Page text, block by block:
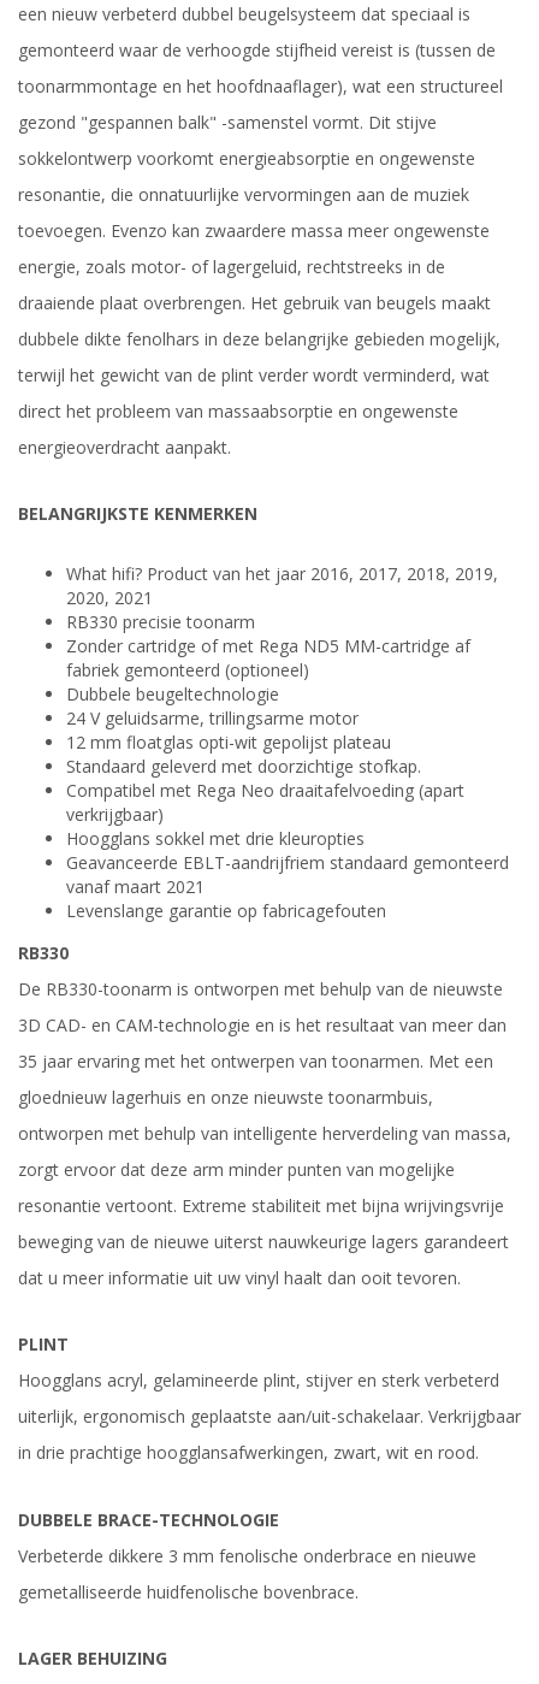
een nieuw verbeterd dubbel beugelsysteem dat speciaal is
gemonteerd waar de verhoogde stijfheid vereist is (tussen de
toonarmmontage en het hoofdnaaflager), wat een structureel
gezond "gespannen balk" -samenstel vormt. Dit stijve
sokkelontwerp voorkomt energieabsorptie en ongewenste
resonantie, die onnatuurlijke vervormingen aan de muziek
toevoegen. Evenzo kan zwaardere massa meer ongewenste
energie, zoals motor- of lagergeluid, rechtstreeks in de
draaiende plaat overbrengen. Het gebruik van beugels maakt
dubbele dikte fenolhars in deze belangrijke gebieden mogelijk,
terwijl het gewicht van de plint verder wordt verminderd, wat
direct het probleem van massaabsorptie en ongewenste
energieoverdracht aanpakt.
BELANGRIJKSTE KENMERKEN
What hifi? Product van het jaar 2016, 2017, 2018, 2019,
2020, 2021
RB330 precisie toonarm
Zonder cartridge of met Rega ND5 MM-cartridge af
fabriek gemonteerd (optioneel)
Dubbele beugeltechnologie
24 V geluidsarme, trillingsarme motor
12 mm floatglas opti-wit gepolijst plateau
Standaard geleverd met doorzichtige stofkap.
Compatibel met Rega Neo draaitafelvoeding (apart
verkrijgbaar)
Hoogglans sokkel met drie kleuropties
Geavanceerde EBLT-aandrijfriem standaard gemonteerd
vanaf maart 2021
Levenslange garantie op fabricagefouten
RB330
De RB330-toonarm is ontworpen met behulp van de nieuwste
3D CAD- en CAM-technologie en is het resultaat van meer dan
35 jaar ervaring met het ontwerpen van toonarmen. Met een
gloednieuw lagerhuis en onze nieuwste toonarmbuis,
ontworpen met behulp van intelligente herverdeling van massa,
zorgt ervoor dat deze arm minder punten van mogelijke
resonantie vertoont. Extreme stabiliteit met bijna wrijvingsvrije
beweging van de nieuwe uiterst nauwkeurige lagers garandeert
dat u meer informatie uit uw vinyl haalt dan ooit tevoren.
PLINT
Hoogglans acryl, gelamineerde plint, stijver en sterk verbeterd
uiterlijk, ergonomisch geplaatste aan/uit-schakelaar. Verkrijgbaar
in drie prachtige hoogglansafwerkingen, zwart, wit en rood.
DUBBELE BRACE-TECHNOLOGIE
Verbeterde dikkere 3 mm fenolische onderbrace en nieuwe
gemetalliseerde huidfenolische bovenbrace.
LAGER BEHUIZING